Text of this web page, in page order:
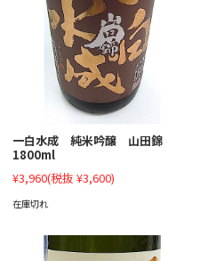
一白水成 純米吟醸 山田錦
1800ml
¥3,960(税抜 ¥3,600)
在庫切れ